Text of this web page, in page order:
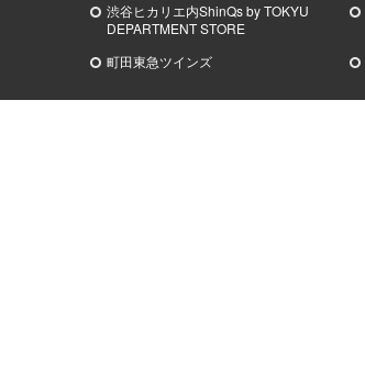
渋谷ヒカリエ内ShinQs by TOKYU
DEPARTMENT STORE
町田東急ツインズ